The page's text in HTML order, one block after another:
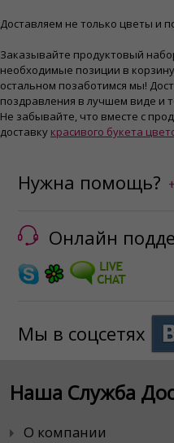
Доставляем не только цветы и
Заказывайте продуктовый
необходимые позиции в
остальном позаботимся мы!
поздравления в лучшем виде и
Не забывайте, что вместе с
доставку красивого букета
Нужна помощь?
Онлайн
Мы в соцсетях
Наша Служба
О компании